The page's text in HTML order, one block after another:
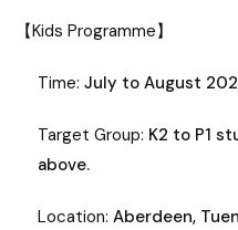
【Kids Programme】
Time: July to August
Target Group: K2 to P1
above.
Location: Aberdeen,